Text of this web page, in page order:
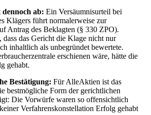
dennoch ab: Ein Versäumnisurteil bei
Klägers führt normalerweise zur
Antrag des Beklagten (§ 330 ZPO).
dass das Gericht die Klage nicht nur
inhaltlich als unbegründet bewertete.
erschienen wäre, hätte die
gehabt.
Bestätigung: Für AlleAktien ist das
bestmögliche Form der gerichtlichen
Die Vorwürfe waren so offensichtlich
Verfahrenskonstellation Erfolg gehabt